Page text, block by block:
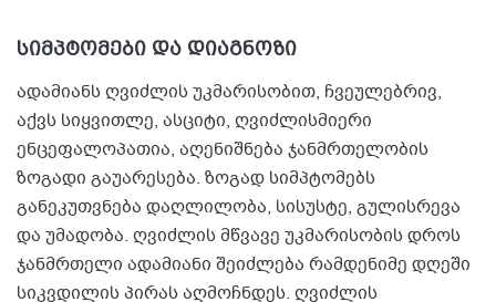
სიმპტომები და დიაგნოზი
ადამიანს ღვიძლის უკმარისობით, ჩვეულებრივ,
აქვს სიყვითლე, ასციტი, ღვიძლისმიერი
ენცეფალოპათია, აღენიშნება ჯანმრთელობის
ზოგადი გაუარესება. ზოგად სიმპტომებს
განეკუთვნება დაღლილობა, სისუსტე, გულისრევა
და უმადობა. ღვიძლის მწვავე უკმარისობის დროს
ჯანმრთელი ადამიანი შეიძლება რამდენიმე დღეში
სიკვდილის პირას აღმოჩნდეს. ღვიძლის